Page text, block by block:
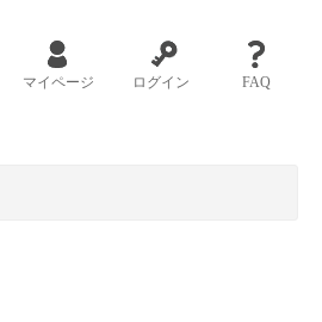
マイページ ログイン FAQ